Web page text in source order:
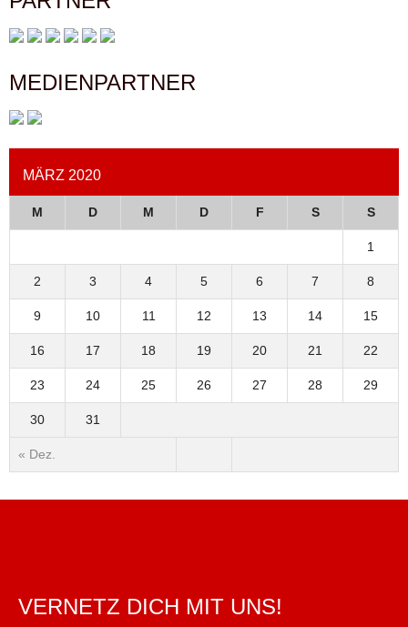
MEDIENPARTNER
MÄRZ 2020
M D M D F S S
« Dez.
1
2 3 4 5 6 7 8
9 10 11 12 13 14 15
16 17 18 19 20 21 22
23 24 25 26 27 28 29
30 31
VERNETZ DICH MIT UNS!